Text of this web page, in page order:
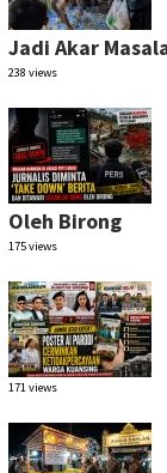
Jadi Akar
238 views
Oleh Birong
175 views
171 views